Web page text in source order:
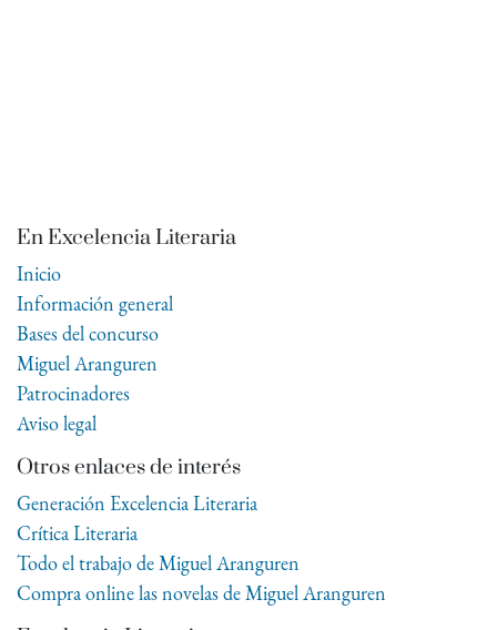
En Excelencia Literaria
Inicio
Información general
Bases del concurso
Miguel Aranguren
Patrocinadores
Aviso legal
Otros enlaces de interés
Generación Excelencia Literaria
Crítica Literaria
Todo el trabajo de Miguel Aranguren
Compra online las novelas de Miguel Aranguren